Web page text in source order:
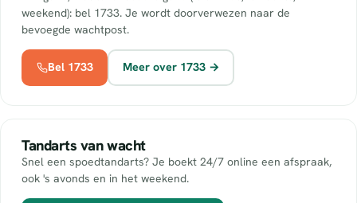
weekend): bel 1733. Je wordt doorverwezen naar de
bevoegde wachtpost.
Bel 1733 Meer over 1733 →
Tandarts van wacht
Snel een spoedtandarts? Je boekt 24/7 online een afspraak,
ook 's avonds en in het weekend.